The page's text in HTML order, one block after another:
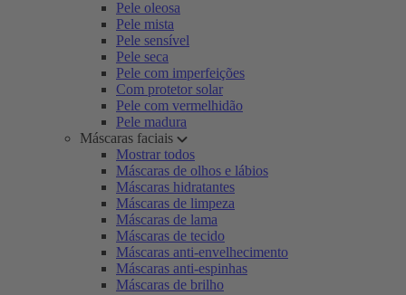
Pele oleosa
Pele mista
Pele sensível
Pele seca
Pele com imperfeições
Com protetor solar
Pele com vermelhidão
Pele madura
Máscaras faciais
Mostrar todos
Máscaras de olhos e lábios
Máscaras hidratantes
Máscaras de limpeza
Máscaras de lama
Máscaras de tecido
Máscaras anti-envelhecimento
Máscaras anti-espinhas
Máscaras de brilho